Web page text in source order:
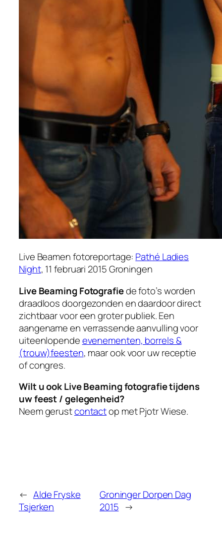
Live Beamen fotoreportage: Pathé Ladies
Night, 11 februari 2015 Groningen
Live Beaming Fotografiede foto’s worden
draadloos doorgezonden en daardoor direct
zichtbaar voor een groter publiek. Een
aangename en verrassende aanvulling voor
uiteenlopendeevenementen, borrels &
(trouw)feesten, maar ook voor uw receptie
of congres.
Wilt u ook Live Beaming fotografie tijdens
uw feest / gelegenheid?
Neem gerustcontactop met Pjotr Wiese.
← Alde Fryske
Tsjerken
Groninger Dorpen Dag
2015 →